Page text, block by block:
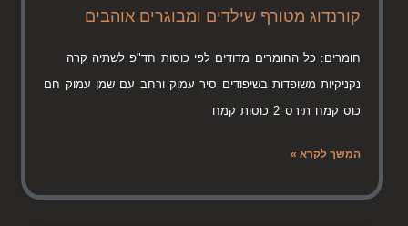
קורנדוג מטורף שילדים ומבוגרים אוהבים
חומרים: כל החומרים מדודים לפי כוסות חד"פ לשתיה קרה
נקניקיות משופדות בשיפודים סיר עמוק ורחב עם שמן עמוק חם
כוס קמח תירס 2 כוסות קמח
המשך לקרא »